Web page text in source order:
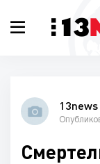
13news